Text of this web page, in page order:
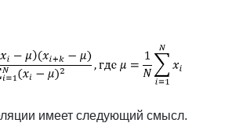
имеет следующий смысл.